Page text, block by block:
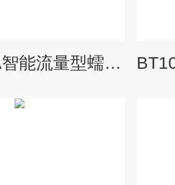
BT300L-1A智能流量型蠕动泵